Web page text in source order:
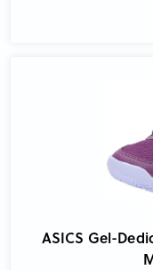
ASICS Gel-